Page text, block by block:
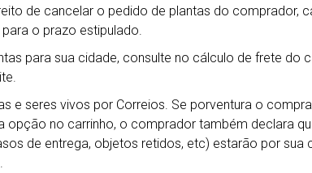
de cancelar o pedido de plantas do comprador,
o prazo estipulado.
para sua cidade, consulte no cálculo de frete do
e seres vivos por Correios. Se porventura o
opção no carrinho, o comprador também declara
de entrega, objetos retidos, etc) estarão por sua